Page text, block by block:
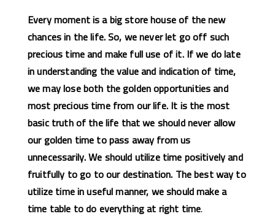
Every moment is a big store house of the new
chances in the life. So, we never let go off such
precious time and make full use of it. If we do late
in understanding the value and indication of time,
we may lose both the golden opportunities and
most precious time from our life. It is the most
basic truth of the life that we should never allow
our golden time to pass away from us
unnecessarily. We should utilize time positively and
fruitfully to go to our destination. The best way to
utilize time in useful manner, we should make a
time table to do everything at right time.